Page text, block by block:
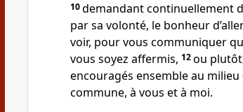
10demandant continuellement
par sa volonté, le bonheur
voir, pour vous communiquer
vous soyez affermis, 12ou
encouragés ensemble au
commune, à vous et à moi.